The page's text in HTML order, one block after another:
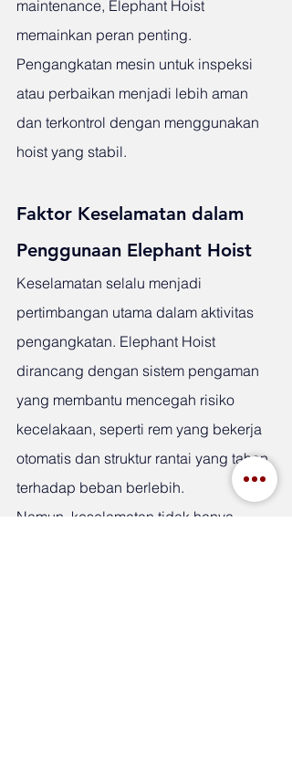
maintenance, Elephant Hoist
memainkan peran penting.
Pengangkatan mesin untuk inspeksi
atau perbaikan menjadi lebih aman
dan terkontrol dengan menggunakan
hoist yang stabil.
Faktor Keselamatan dalam
Penggunaan Elephant Hoist
Keselamatan selalu menjadi
pertimbangan utama dalam aktivitas
pengangkatan. Elephant Hoist
dirancang dengan sistem pengaman
yang membantu mencegah risiko
kecelakaan, seperti rem yang bekerja
otomatis dan struktur rantai yang tahan
terhadap beban berlebih.
Namun, keselamatan tidak hanya